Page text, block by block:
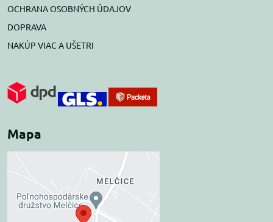
OCHRANA OSOBNÝCH ÚDAJOV
DOPRAVA
NAKÚP VIAC A UŠETRI
Mapa
Externý obsah je
blokovaný Voľbami
súkromia